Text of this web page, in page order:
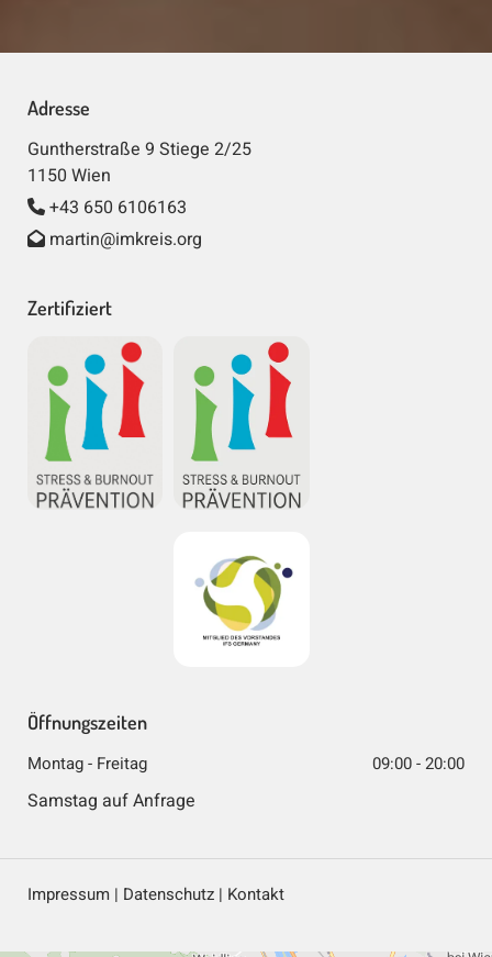
Adresse
Guntherstraße 9 Stiege 2/25
1150 Wien
 +43 650 6106163
 martin@imkreis.org
Zertifiziert
Öffnungszeiten
Montag - Freitag
09:00 - 20:00
Samstag auf Anfrage
Impressum | Datenschutz | Kontakt